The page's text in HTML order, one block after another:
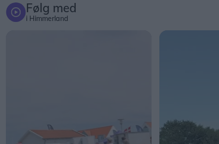
Følg med
i Himmerland